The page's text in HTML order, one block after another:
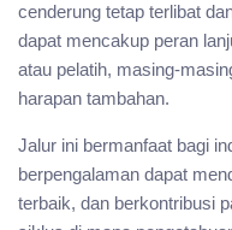
cenderung tetap terlibat
dapat mencakup peran
atau pelatih, masing-
harapan tambahan.
Jalur ini bermanfaat bagi
berpengalaman dapat
terbaik, dan berkontribusi